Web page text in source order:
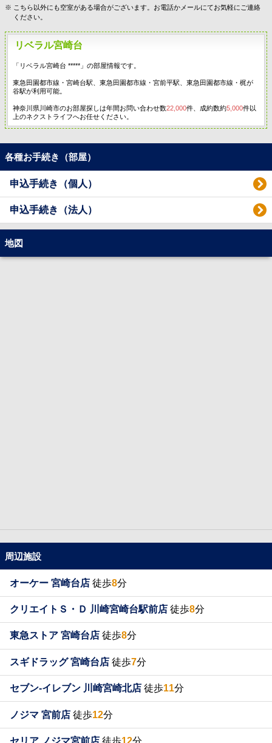
こちら以外にも空室がある場合がございます。お電話かメールにてお気軽にご連絡
ください。
リベラル宮崎台
「リベラル宮崎台 *****」の部屋情報です。
東急田園都市線・宮崎台駅、東急田園都市線・宮前平駅、東急田園都市線・梶が
谷駅が利用可能。
神奈川県川崎市のお部屋探しは年間お問い合わせ数22,000件、成約数約5,000件以
上のネクストライフへお任せください。
各種お手続き（部屋）
申込手続き（個人）
申込手続き（法人）
地図
周辺施設
オーケー 宮崎台店 徒歩8分
クリエイトＳ・Ｄ 川崎宮崎台駅前店 徒歩8分
東急ストア 宮崎台店 徒歩8分
スギドラッグ 宮崎台店 徒歩7分
セブン-イレブン 川崎宮崎北店 徒歩11分
ノジマ 宮前店 徒歩12分
セリア ノジマ宮前店 徒歩12分